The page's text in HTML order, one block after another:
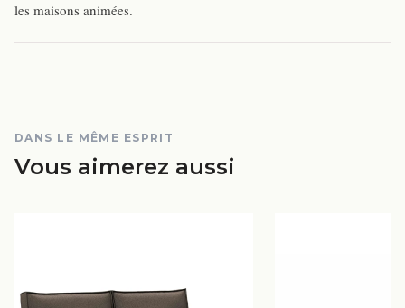
les maisons animées.
DANS LE MÊME ESPRIT
Vous aimerez aussi